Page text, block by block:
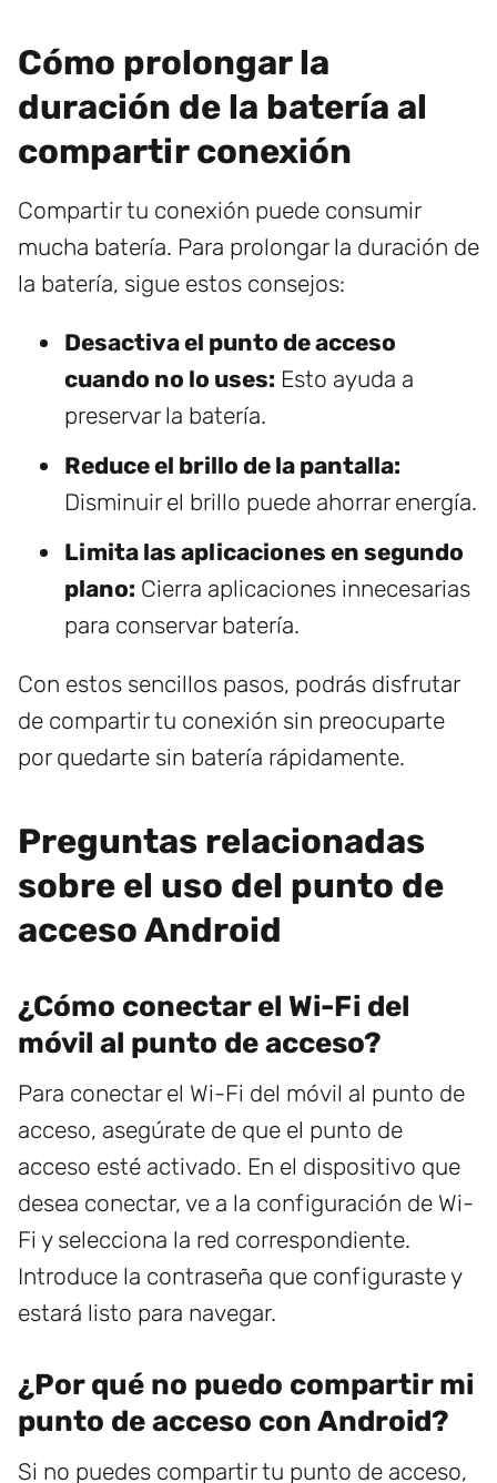
Cómo prolongar la
duración de la batería al
compartir conexión
Compartir tu conexión puede consumir
mucha batería. Para prolongar la duración de
la batería, sigue estos consejos:
Desactiva el punto de acceso
cuando no lo uses: Esto ayuda a
preservar la batería.
Reduce el brillo de la pantalla:
Disminuir el brillo puede ahorrar energía.
Limita las aplicaciones en segundo
plano: Cierra aplicaciones innecesarias
para conservar batería.
Con estos sencillos pasos, podrás disfrutar
de compartir tu conexión sin preocuparte
por quedarte sin batería rápidamente.
Preguntas relacionadas
sobre el uso del punto de
acceso Android
¿Cómo conectar el Wi-Fi del
móvil al punto de acceso?
Para conectar el Wi-Fi del móvil al punto de
acceso, asegúrate de que el punto de
acceso esté activado. En el dispositivo que
desea conectar, ve a la configuración de Wi-
Fi y selecciona la red correspondiente.
Introduce la contraseña que configuraste y
estará listo para navegar.
¿Por qué no puedo compartir mi
punto de acceso con Android?
Si no puedes compartir tu punto de acceso,